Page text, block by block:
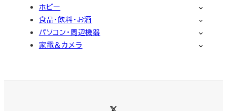
ホビー
食品・飲料・お酒
パソコン・周辺機器
家電＆カメラ